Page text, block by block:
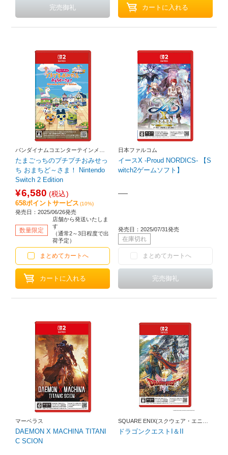
バンダイナムコエンターテインメン
ト
たまごっちのプチプチおみせっ
ち おまちど～さま！ Nintendo
Switch 2 Edition
¥6,580 (税込)
658ポイントサービス (10%)
発売日：2025/06/26発売
数量限定
店舗から発送いたしま
す
（通常2～3日程度で出
荷予定）
まとめてカートへ
日本ファルコム
イースX -Proud NORDICS- 【S
witch2ゲームソフト】
―
発売日：2025/07/31発売
在庫切れ
まとめてカートへ
マーベラス
DAEMON X MACHINA TITANI
C SCION
SQUARE ENIX(スクウェア・エニッ
クス)
ドラゴンクエストI＆II